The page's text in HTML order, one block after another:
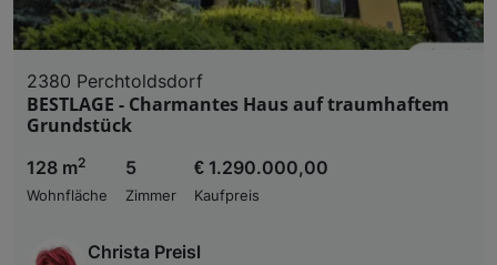
2380 Perchtoldsdorf
BESTLAGE - Charmantes Haus auf traumhaftem
Grundstück
128 m2
Wohnfläche
5
Zimmer
€ 1.290.000,00
Kaufpreis
Christa Preisl